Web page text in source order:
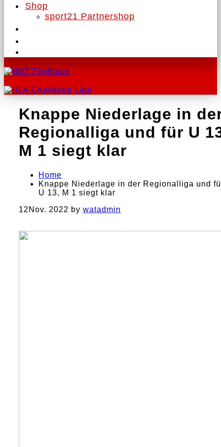
Shop
sport21 Partnershop
Knappe Niederlage in
Regionalliga und für U
M 1 siegt klar
Home
Knappe Niederlage in der Regionalliga und
U 13, M 1 siegt klar
12 Nov. 2022 by watadmin